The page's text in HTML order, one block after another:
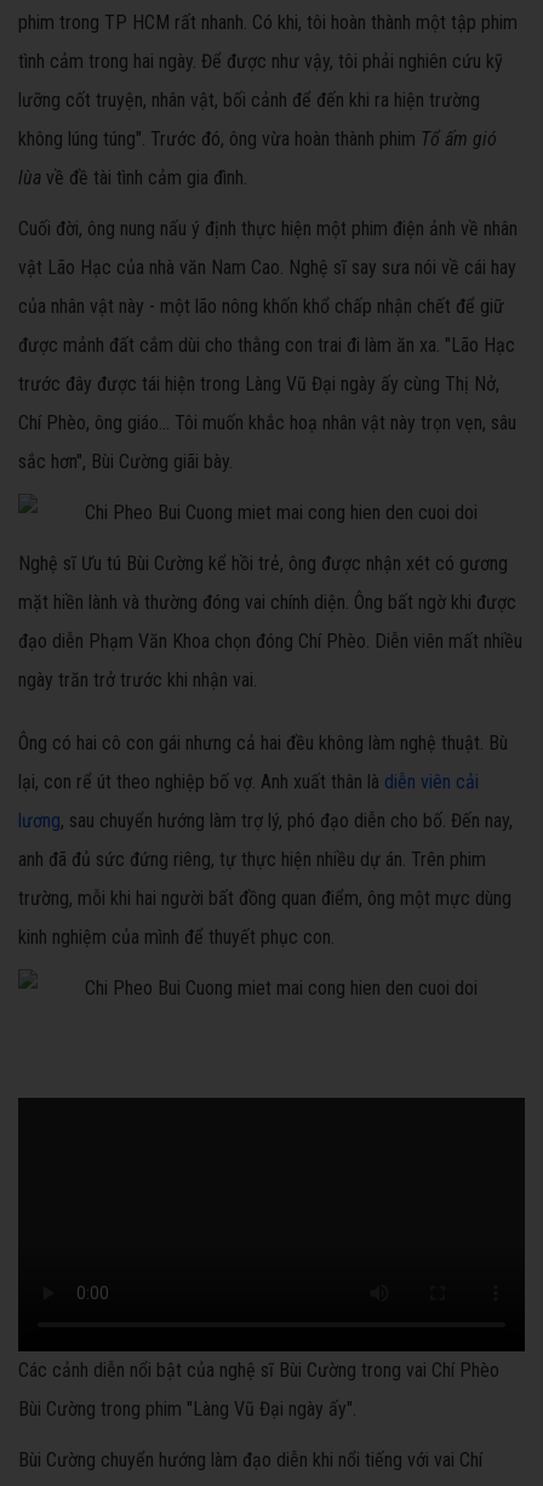
phim trong TP HCM rất nhanh. Có khi, tôi hoàn thành một tập phim
tình cảm trong hai ngày. Để được như vậy, tôi phải nghiên cứu kỹ
lưỡng cốt truyện, nhân vật, bối cảnh để đến khi ra hiện trường
không lúng túng". Trước đó, ông vừa hoàn thành phim Tổ ấm gió
lùa về đề tài tình cảm gia đình.
Cuối đời, ông nung nấu ý định thực hiện một phim điện ảnh về nhân
vật Lão Hạc của nhà văn Nam Cao. Nghệ sĩ say sưa nói về cái hay
của nhân vật này - một lão nông khốn khổ chấp nhận chết để giữ
được mảnh đất cắm dùi cho thằng con trai đi làm ăn xa. "Lão Hạc
trước đây được tái hiện trong Làng Vũ Đại ngày ấy cùng Thị Nở,
Chí Phèo, ông giáo... Tôi muốn khắc hoạ nhân vật này trọn vẹn, sâu
sắc hơn", Bùi Cường giãi bày.
Nghệ sĩ Ưu tú Bùi Cường kể hồi trẻ, ông được nhận xét có gương
mặt hiền lành và thường đóng vai chính diện. Ông bất ngờ khi được
đạo diễn Phạm Văn Khoa chọn đóng Chí Phèo. Diễn viên mất nhiều
ngày trăn trở trước khi nhận vai.
Ông có hai cô con gái nhưng cả hai đều không làm nghệ thuật. Bù
lại, con rể út theo nghiệp bố vợ. Anh xuất thân là diễn viên cải
lương, sau chuyển hướng làm trợ lý, phó đạo diễn cho bố. Đến nay,
anh đã đủ sức đứng riêng, tự thực hiện nhiều dự án. Trên phim
trường, mỗi khi hai người bất đồng quan điểm, ông một mực dùng
kinh nghiệm của mình để thuyết phục con.
Các cảnh diễn nổi bật của nghệ sĩ Bùi Cường trong vai Chí Phèo
Bùi Cường trong phim "Làng Vũ Đại ngày ấy".
Bùi Cường chuyển hướng làm đạo diễn khi nổi tiếng với vai Chí